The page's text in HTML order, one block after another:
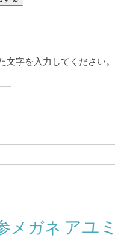
文字を入力してください。
メガネ アユミ